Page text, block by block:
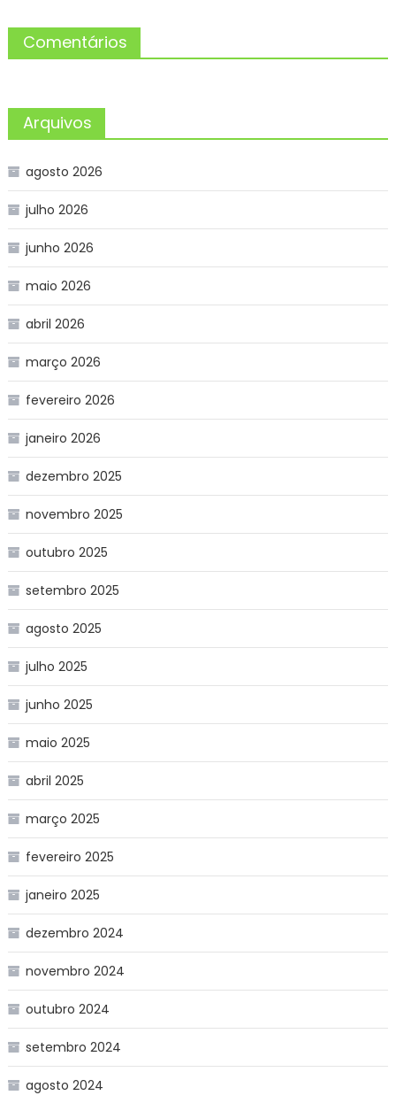
Comentários
Arquivos
agosto 2026
julho 2026
junho 2026
maio 2026
abril 2026
março 2026
fevereiro 2026
janeiro 2026
dezembro 2025
novembro 2025
outubro 2025
setembro 2025
agosto 2025
julho 2025
junho 2025
maio 2025
abril 2025
março 2025
fevereiro 2025
janeiro 2025
dezembro 2024
novembro 2024
outubro 2024
setembro 2024
agosto 2024